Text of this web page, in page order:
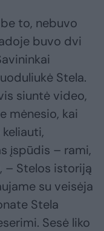
to, nebuvo
buvo dvi
Stela.
siuntė video,
mėnesio, kai
įspūdis – rami,
– Stelos istoriją
su veisėja
Stela
Sesė liko